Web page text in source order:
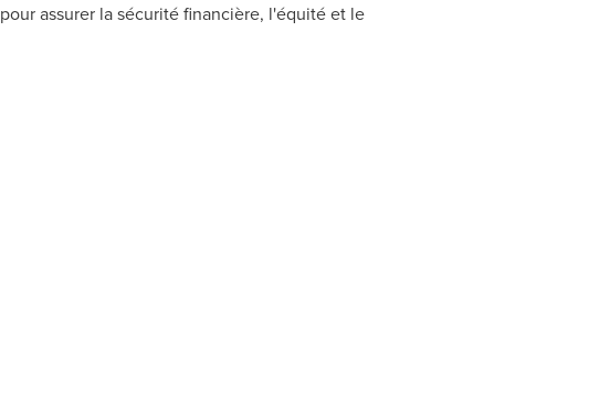
assurer la sécurité financière, l'équité et le